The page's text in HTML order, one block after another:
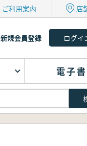
ご利用案内 店
新規会員登録
電子